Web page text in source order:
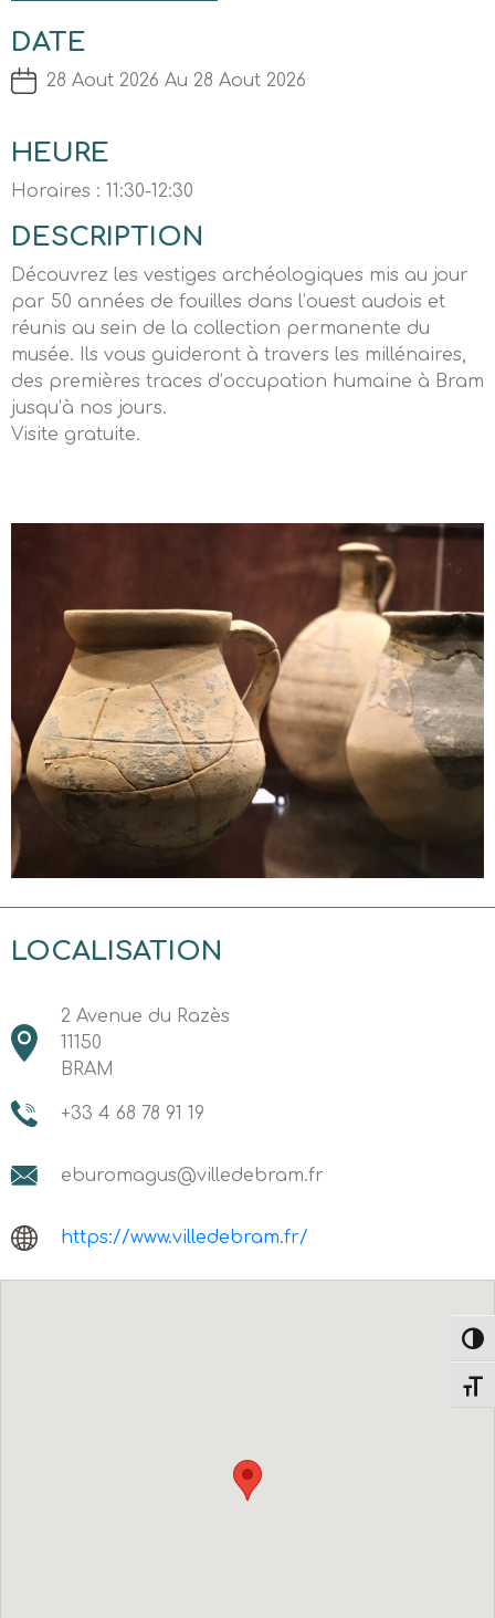
DATE
28 Aout 2026 Au 28 Aout 2026
HEURE
Horaires : 11:30-12:30
DESCRIPTION
Découvrez les vestiges archéologiques mis au jour
par 50 années de fouilles dans l’ouest audois et
réunis au sein de la collection permanente du
musée. Ils vous guideront à travers les millénaires,
des premières traces d’occupation humaine à Bram
jusqu’à nos jours.
Visite gratuite.
LOCALISATION
2 Avenue du Razès
11150
BRAM
+33 4 68 78 91 19
eburomagus@villedebram.fr
https://www.villedebram.fr/